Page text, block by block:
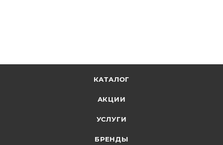
КАТАЛОГ
АКЦИИ
УСЛУГИ
БРЕНДЫ